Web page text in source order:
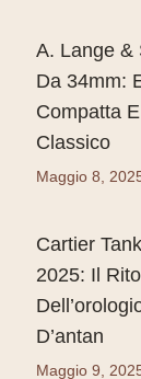
A. Lange &
Da 34mm:
Compatta
Classico
Maggio 8,
Cartier
2025: Il
D’antan
Maggio 9,